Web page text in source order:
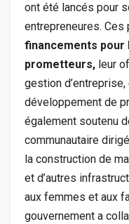
ont été lancés pour
entrepreneures. Ces
financements pour
prometteurs, leur
gestion
développement de
également soutenu
communautaire
la construction de
et d’autres
aux femmes et aux
gouvernement a